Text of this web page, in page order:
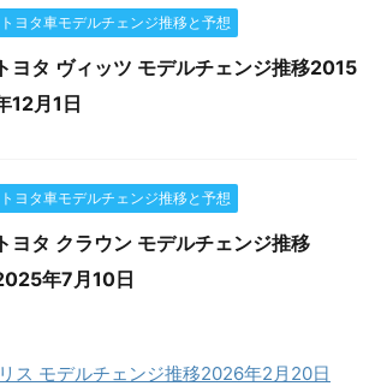
トヨタ車モデルチェンジ推移と予想
トヨタ ヴィッツ モデルチェンジ推移2015
12月1日
トヨタ車モデルチェンジ推移と予想
トヨタ クラウン モデルチェンジ推移
年7月10日
ス モデルチェンジ推移2026年2月20日